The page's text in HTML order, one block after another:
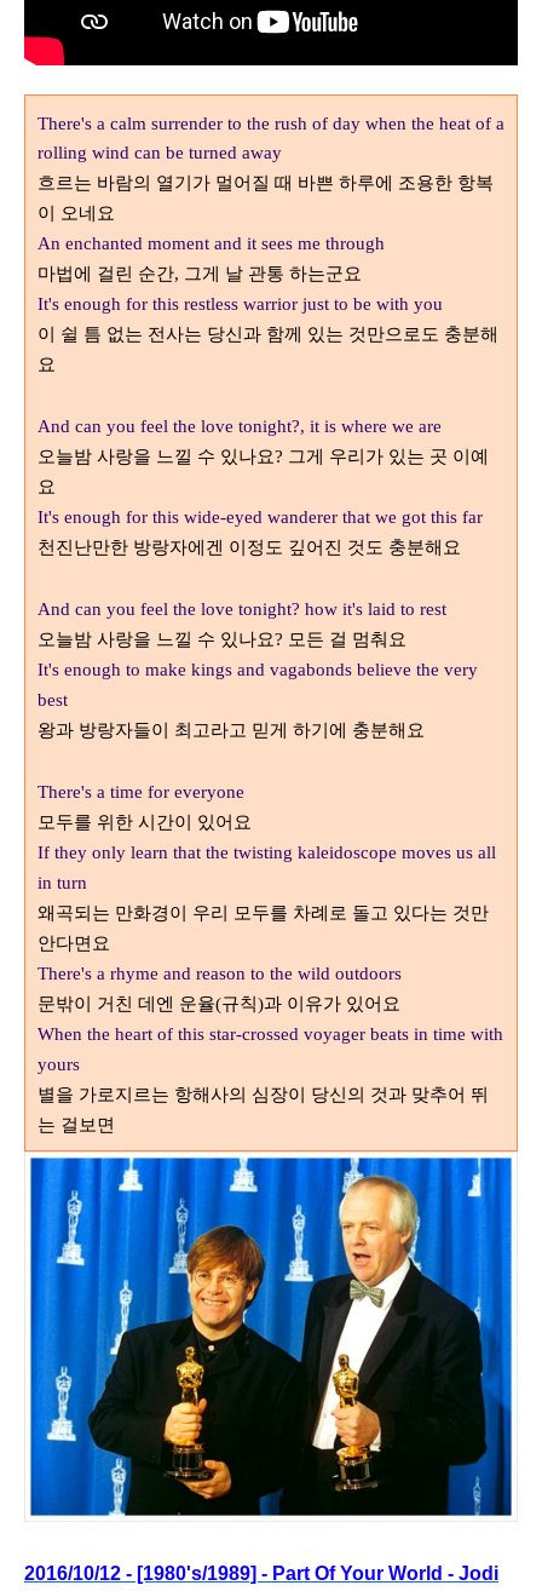
There's a calm surrender to the rush of day when the heat of a
rolling wind can be turned away
흐르는 바람의 열기가 멀어질 때 바쁜 하루에 조용한 항복
이 오네요
An enchanted moment and it sees me through
마법에 걸린 순간, 그게 날 관통 하는군요
It's enough for this restless warrior just to be with you
이 쉴 틈 없는 전사는 당신과 함께 있는 것만으로도 충분해
요
And can you feel the love tonight?, it is where we are
오늘밤 사랑을 느낄 수 있나요? 그게 우리가 있는 곳 이예
요
It's enough for this wide-eyed wanderer that we got this far
천진난만한 방랑자에겐 이정도 깊어진 것도 충분해요
And can you feel the love tonight? how it's laid to rest
오늘밤 사랑을 느낄 수 있나요? 모든 걸 멈춰요
It's enough to make kings and vagabonds believe the very
best
왕과 방랑자들이 최고라고 믿게 하기에 충분해요
There's a time for everyone
모두를 위한 시간이 있어요
If they only learn that the twisting kaleidoscope moves us all
in turn
왜곡되는 만화경이 우리 모두를 차례로 돌고 있다는 것만
안다면요
There's a rhyme and reason to the wild outdoors
문밖이 거친 데엔 운율(규칙)과 이유가 있어요
When the heart of this star-crossed voyager beats in time with
yours
별을 가로지르는 항해사의 심장이 당신의 것과 맞추어 뛰
는 걸보면
2016/10/12 - [1980's/1989] - Part Of Your World - Jodi